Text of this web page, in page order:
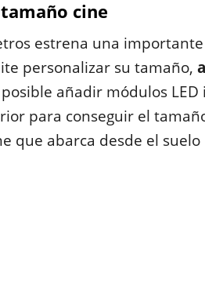
cine
estrena una
personalizar su tamaño,
posible añadir módulos
para conseguir el
que abarca desde el suelo